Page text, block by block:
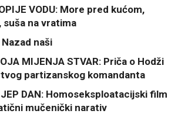
VODU: More pred kućom,
na vratima
Nazad naši
MIJENJA STVAR: Priča o Hodži
partizanskog komandanta
DAN: Homoseksploatacijski film
mučenički narativ